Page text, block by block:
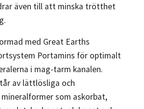
även till att minska trötthet
med Great Earths
Portamins för optimalt
i mag-tarm kanalen.
av lättlösliga och
som askorbat,